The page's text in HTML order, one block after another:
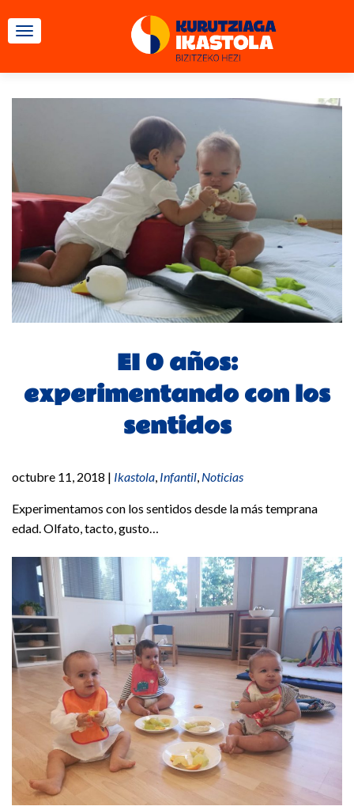
CAMBIAR NAVEGACIÓN
EI 0 años:
experimentando con los
sentidos
octubre 11, 2018 | Ikastola, Infantil, Noticias
Experimentamos con los sentidos desde la más temprana
edad. Olfato, tacto, gusto…